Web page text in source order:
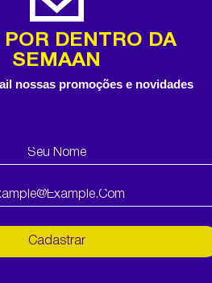
POR DENTRO DA
SEMAAN
nossas promoções e novidades
Cadastrar